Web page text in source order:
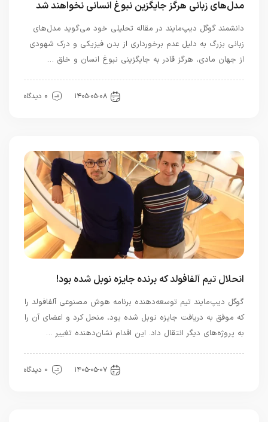
مدل‌های زبانی هرگز جایگزین نبوغ انسانی نخواهند شد
دانشمند گوگل دیپ‌مایند در مقاله تحلیلی خود می‌گوید مدل‌های
زبانی بزرگ به دلیل عدم برخورداری از بدن فیزیکی و درک شهودی
از جهان مادی، هرگز قادر به جایگزینی نبوغ انسان و خلق …
۱۴۰۵-۰۵-۰۸ 0 دیدگاه
انحلال تیم آلفافولد که برنده جایزه نوبل شده بود!
گوگل دیپ‌مایند تیم توسعه‌دهنده برنامه هوش مصنوعی آلفافولد را
که موفق به دریافت جایزه نوبل شده بود، منحل کرد و اعضای آن را
به پروژه‌های دیگر انتقال داد. این اقدام نشان‌دهنده تغییر …
۱۴۰۵-۰۵-۰۷ 0 دیدگاه